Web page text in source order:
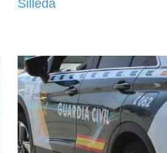
Silleda